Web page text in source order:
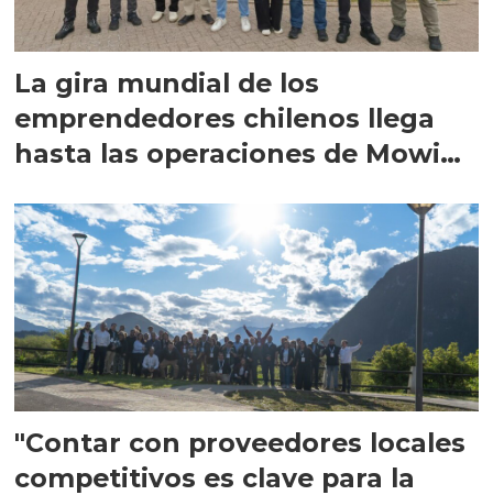
La gira mundial de los
emprendedores chilenos llega
hasta las operaciones de Mowi
"Contar con proveedores locales
competitivos es clave para la